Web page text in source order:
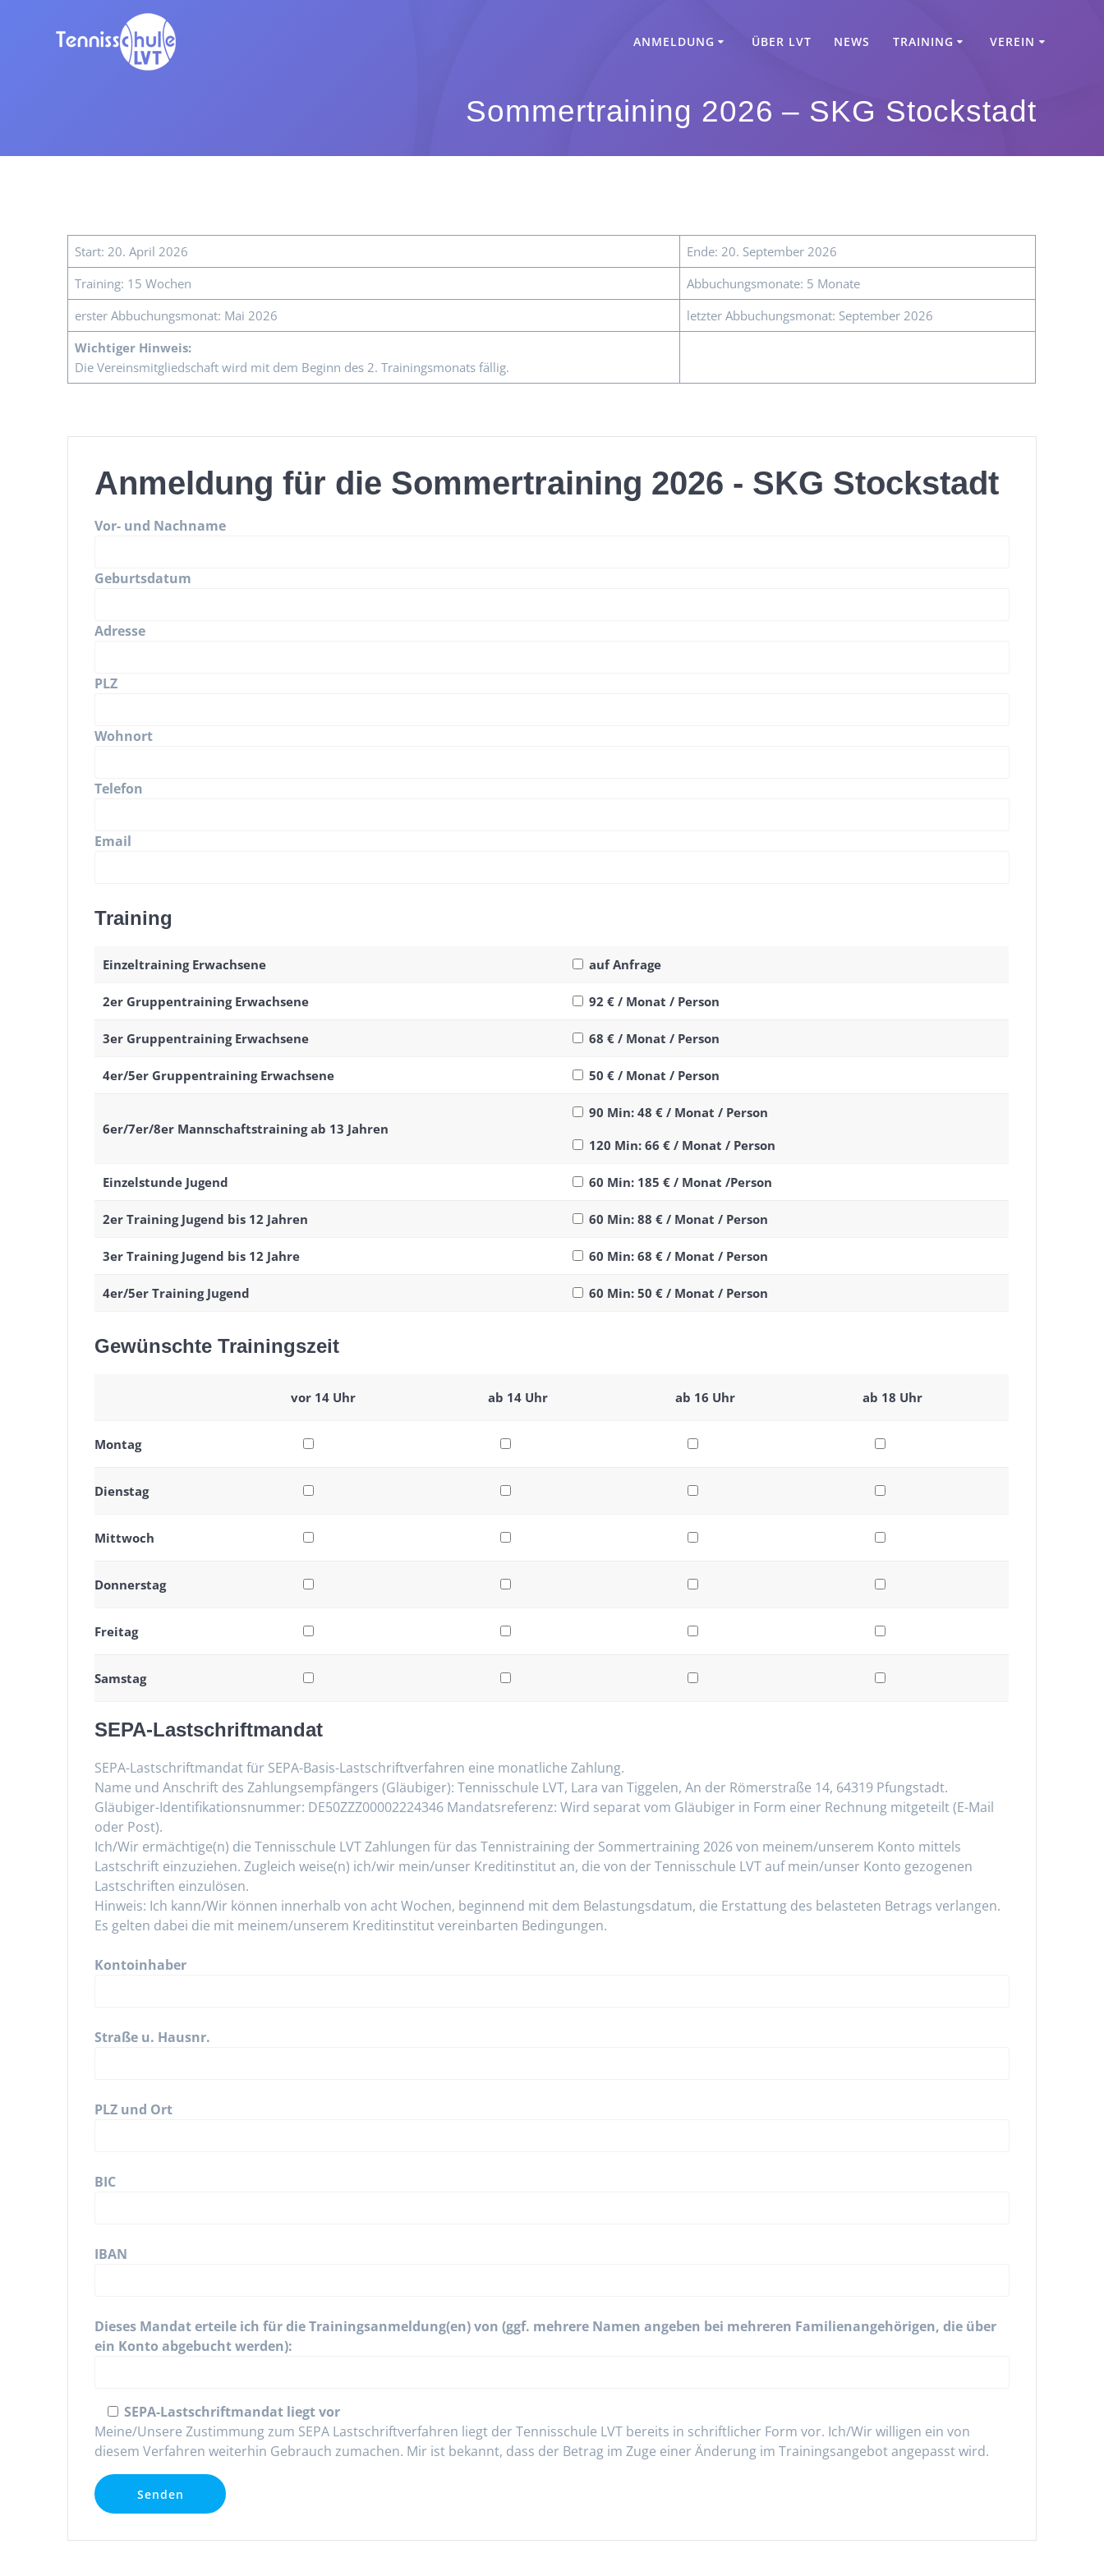
ANMELDUNG ÜBER LVT NEWS TRAINING VEREIN
Sommertraining 2026 – SKG Stockstadt
Start: 20. April 2026
Ende: 20. September 2026
Training: 15 Wochen
Abbuchungsmonate: 5 Monate
erster Abbuchungsmonat: Mai 2026
letzter Abbuchungsmonat: September 2026
Wichtiger Hinweis:
Die Vereinsmitgliedschaft wird mit dem Beginn des 2. Trainingsmonats fällig.
Anmeldung für die Sommertraining 2026 - SKG Stockstadt
Vor- und Nachname
Geburtsdatum
Adresse
PLZ
Wohnort
Telefon
Email
Training
Einzeltraining Erwachsene auf Anfrage
2er Gruppentraining Erwachsene 92 € / Monat / Person
3er Gruppentraining Erwachsene 68 € / Monat / Person
4er/5er Gruppentraining Erwachsene 50 € / Monat / Person
6er/7er/8er Mannschaftstraining ab 13 Jahren
90 Min: 48 € / Monat / Person
120 Min: 66 € / Monat / Person
Einzelstunde Jugend 60 Min: 185 € / Monat /Person
2er Training Jugend bis 12 Jahren 60 Min: 88 € / Monat / Person
3er Training Jugend bis 12 Jahre 60 Min: 68 € / Monat / Person
4er/5er Training Jugend 60 Min: 50 € / Monat / Person
Gewünschte Trainingszeit
vor 14 Uhr ab 14 Uhr ab 16 Uhr ab 18 Uhr
Montag
Dienstag
Mittwoch
Donnerstag
Freitag
Samstag
SEPA-Lastschriftmandat
SEPA-Lastschriftmandat für SEPA-Basis-Lastschriftverfahren eine monatliche Zahlung.
Name und Anschrift des Zahlungsempfängers (Gläubiger): Tennisschule LVT, Lara van Tiggelen, An der Römerstraße 14, 64319 Pfungstadt.
Gläubiger-Identifikationsnummer: DE50ZZZ00002224346 Mandatsreferenz: Wird separat vom Gläubiger in Form einer Rechnung mitgeteilt (E-Mail
oder Post).
Ich/Wir ermächtige(n) die Tennisschule LVT Zahlungen für das Tennistraining der Sommertraining 2026 von meinem/unserem Konto mittels
Lastschrift einzuziehen. Zugleich weise(n) ich/wir mein/unser Kreditinstitut an, die von der Tennisschule LVT auf mein/unser Konto gezogenen
Lastschriften einzulösen.
Hinweis: Ich kann/Wir können innerhalb von acht Wochen, beginnend mit dem Belastungsdatum, die Erstattung des belasteten Betrags verlangen.
Es gelten dabei die mit meinem/unserem Kreditinstitut vereinbarten Bedingungen.
Kontoinhaber
Straße u. Hausnr.
PLZ und Ort
BIC
IBAN
Dieses Mandat erteile ich für die Trainingsanmeldung(en) von (ggf. mehrere Namen angeben bei mehreren Familienangehörigen, die über
ein Konto abgebucht werden):
SEPA-Lastschriftmandat liegt vor
Meine/Unsere Zustimmung zum SEPA Lastschriftverfahren liegt der Tennisschule LVT bereits in schriftlicher Form vor. Ich/Wir willigen ein von
diesem Verfahren weiterhin Gebrauch zumachen. Mir ist bekannt, dass der Betrag im Zuge einer Änderung im Trainingsangebot angepasst wird.